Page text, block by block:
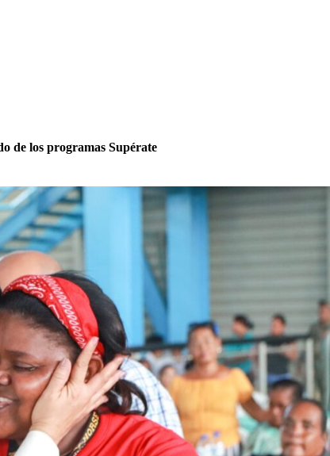
de los programas Supérate